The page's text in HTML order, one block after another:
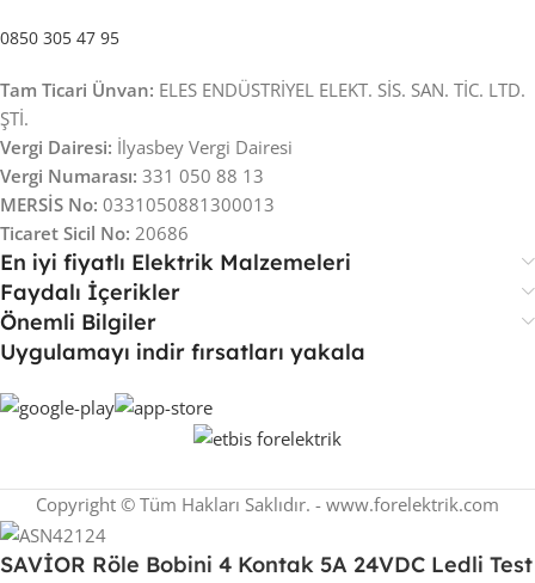
0850 305 47 95
Tam Ticari Ünvan: ELES ENDÜSTRİYEL ELEKT. SİS. SAN. TİC. LTD.
ŞTİ.
Vergi Dairesi: İlyasbey Vergi Dairesi
Vergi Numarası: 331 050 88 13
MERSİS No: 0331050881300013
Ticaret Sicil No: 20686
En iyi fiyatlı Elektrik Malzemeleri
Faydalı İçerikler
Önemli Bilgiler
Uygulamayı indir fırsatları yakala
Copyright © Tüm Hakları Saklıdır. - www.forelektrik.com
SAVİOR Röle Bobini 4 Kontak 5A 24VDC Ledli Test